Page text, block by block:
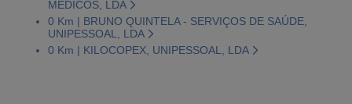
MÉDICOS, LDA
0 Km | BRUNO QUINTELA - SERVIÇOS DE SAÚDE,
UNIPESSOAL, LDA
0 Km | KILOCOPEX, UNIPESSOAL, LDA